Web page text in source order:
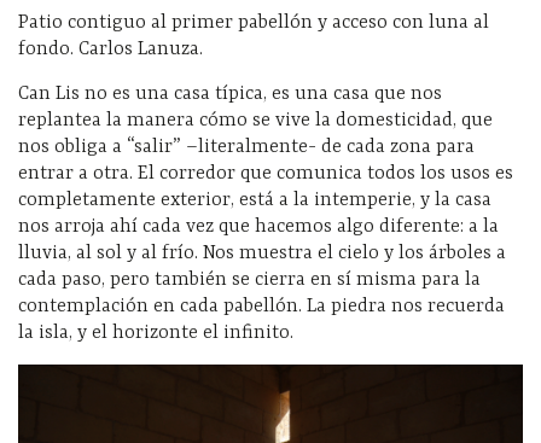
Patio contiguo al primer pabellón y acceso con luna al
fondo. Carlos Lanuza.
Can Lis no es una casa típica, es una casa que nos
replantea la manera cómo se vive la domesticidad, que
nos obliga a “salir” –literalmente- de cada zona para
entrar a otra. El corredor que comunica todos los usos es
completamente exterior, está a la intemperie, y la casa
nos arroja ahí cada vez que hacemos algo diferente: a la
lluvia, al sol y al frío. Nos muestra el cielo y los árboles a
cada paso, pero también se cierra en sí misma para la
contemplación en cada pabellón. La piedra nos recuerda
la isla, y el horizonte el infinito.